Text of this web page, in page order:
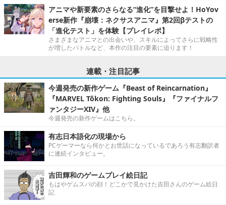
アニマや新要素のさらなる“進化”を目撃せよ！HoYov
erse新作『崩壊：ネクサスアニマ』第2回βテストの
「進化テスト」を体験【プレイレポ】
さまざまなアニマとの出会いや、スキルによってさらに戦略性
が増したバトルなど、本作の注目の要素に迫ります！
連載・注目記事
今週発売の新作ゲーム『Beast of Reincarnation』
『MARVEL Tōkon: Fighting Souls』『ファイナルフ
ァンタジーXIV』他
今週発売の新作ゲームはこちら。
有志日本語化の現場から
PCゲーマーなら何かとお世話になっているであろう有志翻訳者
に連続インタビュー。
吉田輝和のゲームプレイ絵日記
もはやゲムスパの顔！どこかで見かけた吉田さんのゲーム絵日
記